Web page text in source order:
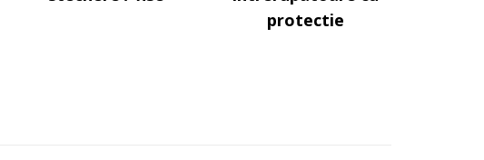
protectie